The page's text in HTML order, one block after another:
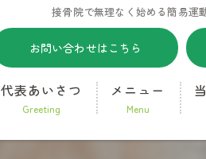
接骨院で無理なく始める簡易運
お問い合わせはこちら
代表あいさつ
greeting
メニュー
menu